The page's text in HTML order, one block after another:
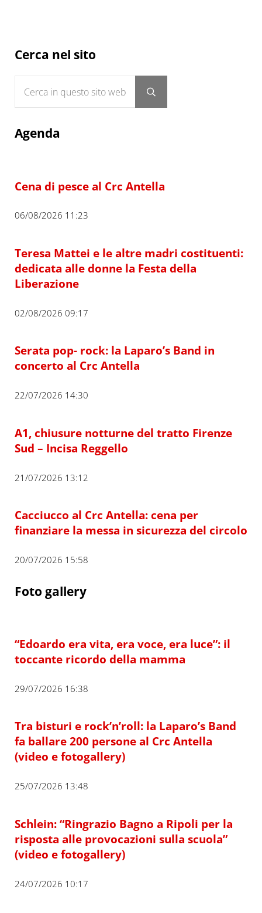
Sidebar
Cerca nel sito
Submit search
Agenda
Cena di pesce al Crc Antella
06/08/2026 11:23
Teresa Mattei e le altre madri costituenti:
dedicata alle donne la Festa della
Liberazione
02/08/2026 09:17
Serata pop- rock: la Laparo’s Band in
concerto al Crc Antella
22/07/2026 14:30
A1, chiusure notturne del tratto Firenze
Sud – Incisa Reggello
21/07/2026 13:12
Cacciucco al Crc Antella: cena per
finanziare la messa in sicurezza del circolo
20/07/2026 15:58
Foto gallery
“Edoardo era vita, era voce, era luce”: il
toccante ricordo della mamma
29/07/2026 16:38
Tra bisturi e rock’n’roll: la Laparo’s Band
fa ballare 200 persone al Crc Antella
(video e fotogallery)
25/07/2026 13:48
Schlein: “Ringrazio Bagno a Ripoli per la
risposta alle provocazioni sulla scuola”
(video e fotogallery)
24/07/2026 10:17